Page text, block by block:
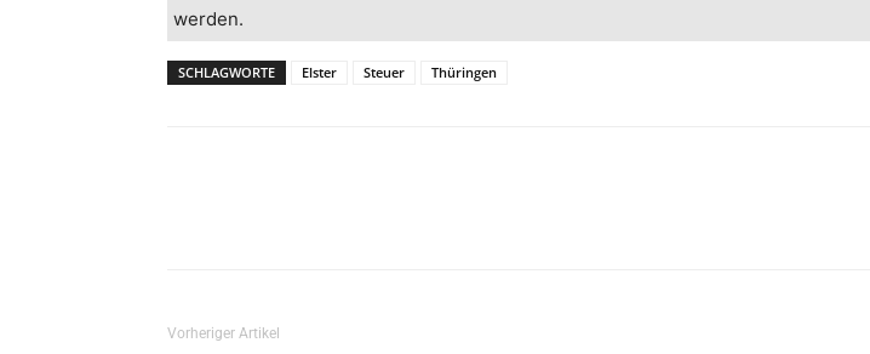
werden.
SCHLAGWORTE Elster Steuer Thüringen
Vorheriger Artikel